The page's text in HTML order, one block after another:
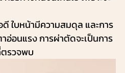
ใบหน้ามีความสมดุล และการ
อ่อนแรง การผ่าตัดจะเป็นการ
รวจพบ